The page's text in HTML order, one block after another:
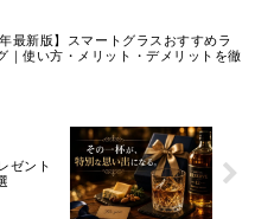
年最新版】スマートグラスおすすめラ
｜使い方・メリット・デメリットを徹
ゼント